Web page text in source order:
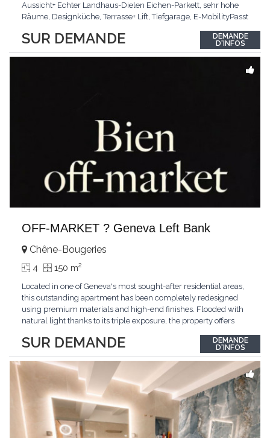
SUR DEMANDE
Aussicht+ Echter Landhaus-Dielen Eichen-Parkett, sehr hohe
Räume, Designküche, Terrasse+ Lift, Tiefgarage, E-MobilityPasst
ArchitekturKLARTEXT: Grosszügig, sonnig und kompromisslos
hochwertig mit Logenplatz.Interessiert?...
DEMANDE
D'INFOS
OFF-MARKET ? Geneva Left Bank
SUR DEMANDE
Chêne-Bougeries
4 150 m2
Located in one of Geneva's most sought-after residential areas,
this outstanding apartment has been completely redesigned
using premium materials and high-end finishes. Flooded with
natural light thanks to its triple exposure, the property offers
master suite, elegant reception areas, and a spacious terrace
overlooking a peaceful and green...
DEMANDE
D'INFOS